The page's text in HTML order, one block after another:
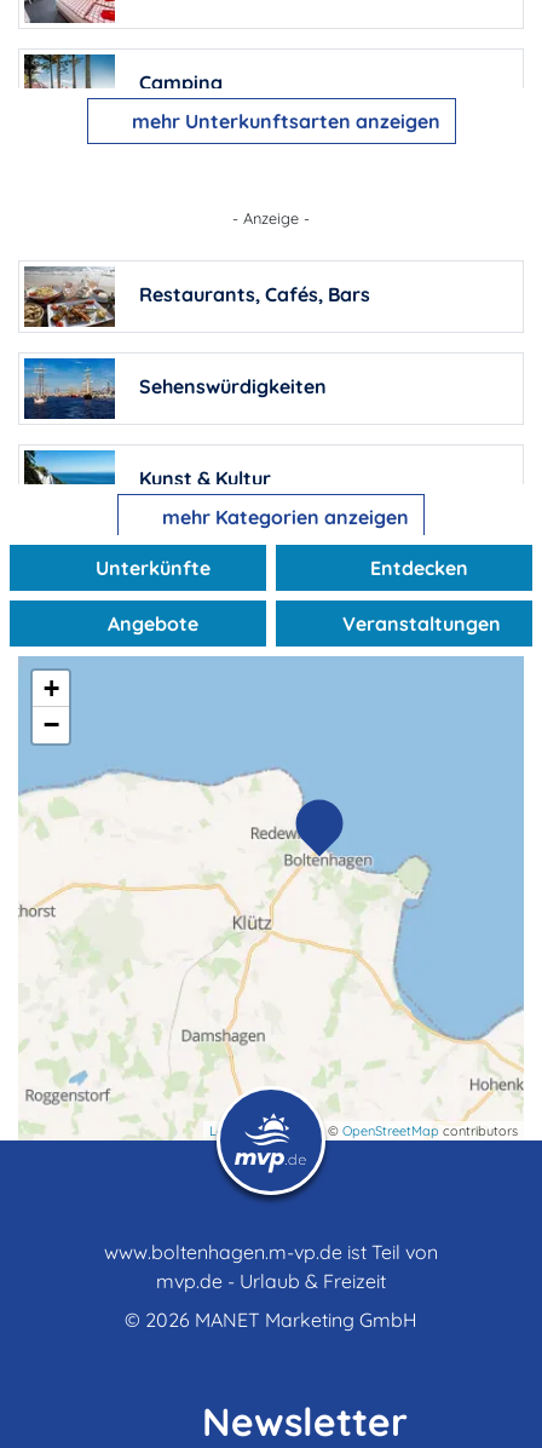
Camping
Ferienhäuser
Barrierefreie Unterkünfte
Bauernhöfe
Familienferienstätten
Familienfreundliche Unterkünfte
Ferienparks
Ferienwohnungen & Ferienhäuser
Gruppenunterkünfte
Gutshöfe
Hausboote
Herrenhäuser
mehr Unterkunftsarten anzeigen
- Anzeige -
Restaurants, Cafés, Bars
Sehenswürdigkeiten
Kunst & Kultur
Freizeit & Sport
Wellness
alles entdecken
mehr Kategorien anzeigen
Unterkünfte Entdecken
Angebote Veranstaltungen
+
−
Leaflet | map data © OpenStreetMap contributors
www.boltenhagen.m-vp.de ist Teil von
mvp.de - Urlaub & Freizeit
© 2026 MANET Marketing GmbH
Newsletter